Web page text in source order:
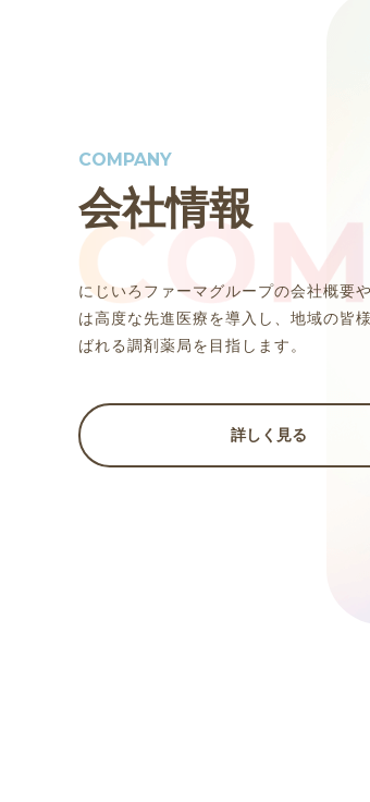
COMPANY
会社情報
にじいろファーマグループの会社概要
は高度な先進医療を導入し、地域の皆
ばれる調剤薬局を目指します。
詳しく見る